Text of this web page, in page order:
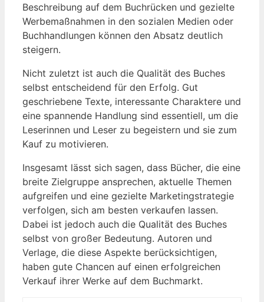
Beschreibung auf dem Buchrücken und gezielte
Werbemaßnahmen ⁣in den sozialen Medien oder
Buchhandlungen‍ können den Absatz deutlich
steigern.
Nicht zuletzt ​ist ‌auch die Qualität des Buches
selbst ‍entscheidend für den Erfolg. Gut
geschriebene⁢ Texte, interessante Charaktere und
eine spannende⁣ Handlung sind essentiell, ‌um die
Leserinnen und Leser zu begeistern ⁤und​ sie zum
Kauf zu motivieren.
Insgesamt lässt sich sagen, dass Bücher, die eine
breite Zielgruppe ansprechen, aktuelle Themen
aufgreifen und eine gezielte Marketingstrategie
verfolgen, sich am‍ besten verkaufen lassen.
Dabei ist jedoch auch die Qualität des Buches
selbst von großer Bedeutung. ⁢Autoren ‌und
Verlage, die diese Aspekte berücksichtigen,
haben gute Chancen auf ‍einen‌ erfolgreichen
Verkauf ihrer Werke⁢ auf dem Buchmarkt.